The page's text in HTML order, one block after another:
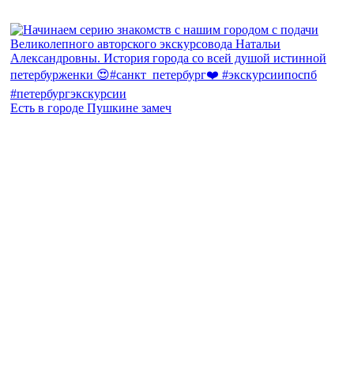
Есть в городе Пушкине замеч